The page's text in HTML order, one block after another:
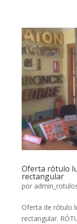
Oferta rótulo
rectangular
por
Oferta de rótulo
rectangular.